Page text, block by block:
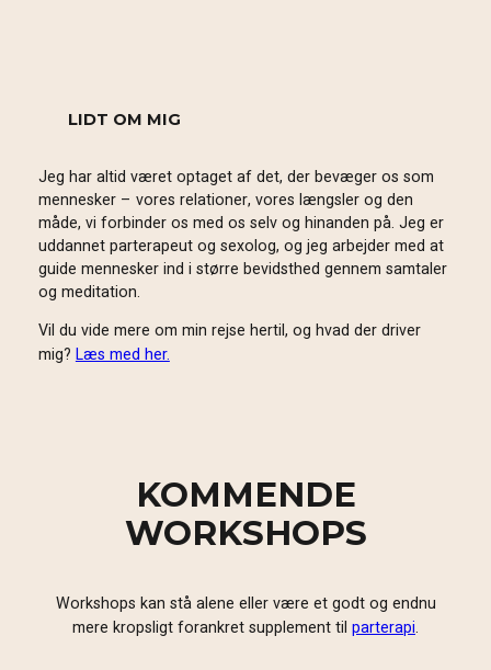
LIDT OM MIG
Jeg har altid været optaget af det, der bevæger os som
mennesker – vores relationer, vores længsler og den
måde, vi forbinder os med os selv og hinanden på. Jeg er
uddannet parterapeut og sexolog, og jeg arbejder med at
guide mennesker ind i større bevidsthed gennem samtaler
og meditation.
Vil du vide mere om min rejse hertil, og hvad der driver
mig? Læs med her.
KOMMENDE
WORKSHOPS
Workshops kan stå alene eller være et godt og endnu
mere kropsligt forankret supplement til parterapi.